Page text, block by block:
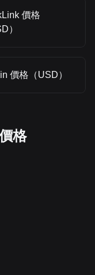
價格
）
價格（USD）
格